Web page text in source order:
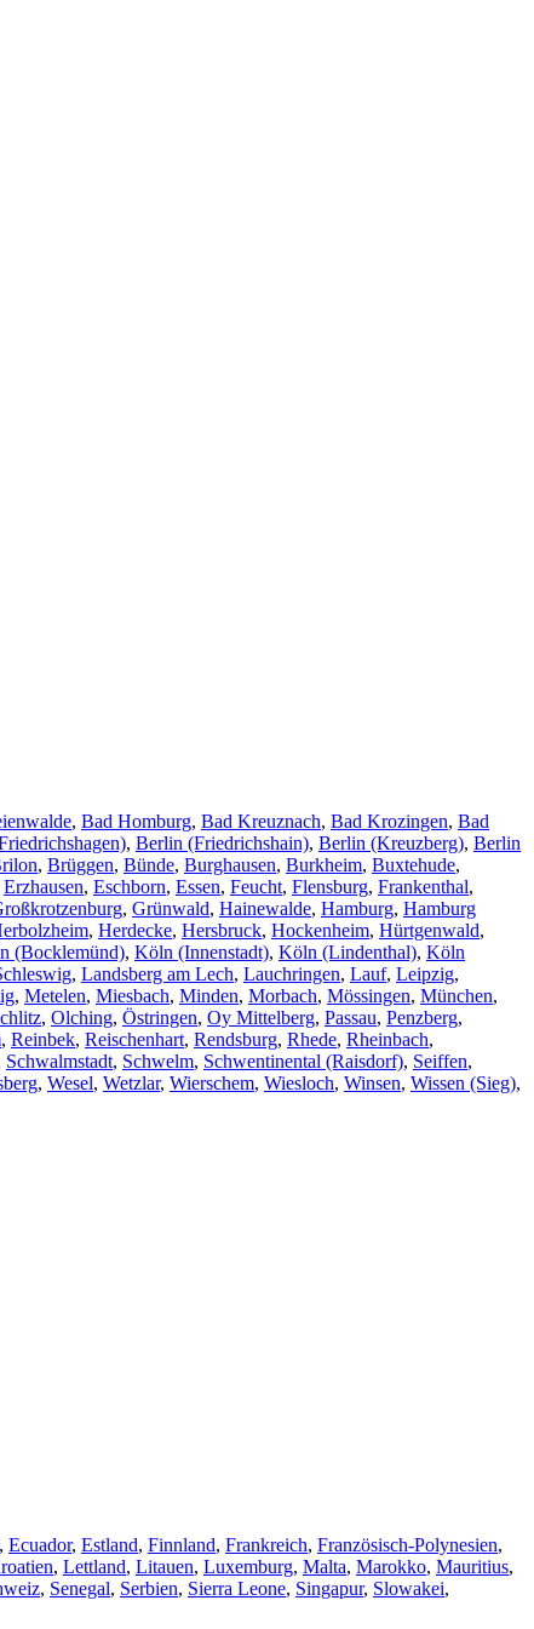
, Bad Homburg, Bad Kreuznach, Bad Krozingen, Bad
, Berlin (Friedrichshain), Berlin (Kreuzberg), Berlin
, Brüggen, Bünde, Burghausen, Burkheim, Buxtehude,
Erzhausen, Eschborn, Essen, Feucht, Flensburg, Frankenthal,
, Grünwald, Hainewalde, Hamburg, Hamburg
, Herdecke, Hersbruck, Hockenheim, Hürtgenwald,
(Bocklemünd), Köln (Innenstadt), Köln (Lindenthal), Köln
, Landsberg am Lech, Lauchringen, Lauf, Leipzig,
, Metelen, Miesbach, Minden, Morbach, Mössingen, München,
, Olching, Östringen, Oy Mittelberg, Passau, Penzberg,
, Reinbek, Reischenhart, Rendsburg, Rhede, Rheinbach,
Schwalmstadt, Schwelm, Schwentinental (Raisdorf), Seiffen,
, Wesel, Wetzlar, Wierschem, Wiesloch, Winsen, Wissen (Sieg),
, Ecuador, Estland, Finnland, Frankreich, Französisch-Polynesien,
, Lettland, Litauen, Luxemburg, Malta, Marokko, Mauritius,
, Senegal, Serbien, Sierra Leone, Singapur, Slowakei,